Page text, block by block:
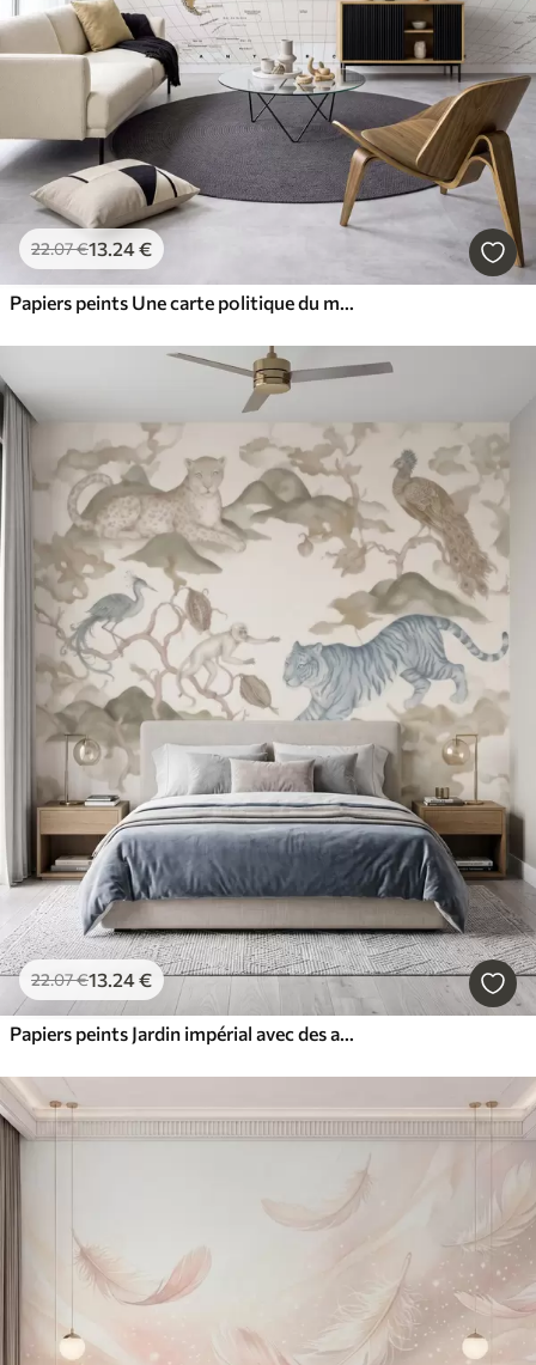
22.07€13.24€
Papiers peints Une carte politique du monde de couleur marron, avec des drapeaux en français
22.07€13.24€
Papiers peints Jardin impérial avec des animaux de style oriental : singe, léopard, tigre, paon et héron